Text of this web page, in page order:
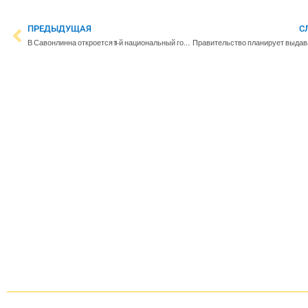
ПРЕДЫДУЩАЯ
В Савонлинна откроется 11-й национальный городской парк Финляндии